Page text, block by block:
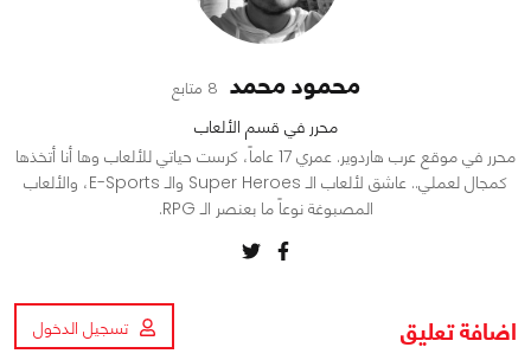
محمود محمد 8 متابع
محرر في قسم الألعاب
محرر في موقع عرب هاردوير. عمري 17 عاماً، كرست حياتي للألعاب وها أنا أتخذها
كمجال لعملي.. عاشق لألعاب الـ Super Heroes والـ E-Sports، والألعاب
المصبوغة نوعاً ما بعنصر الـ RPG.
اضافة تعليق تسجيل الدخول